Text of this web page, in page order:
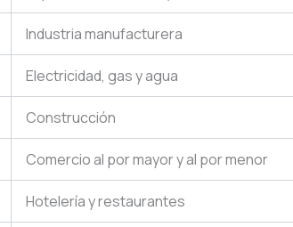
Industria manufacturera
Electricidad, gas y agua
Construcción
Comercio al por mayor y al por menor
Hotelería y restaurantes